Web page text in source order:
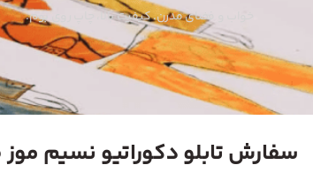
خواب و فضای مدرن. کیفیت بالا، چاپ روی بوم.
سفارش تابلو دکوراتیو نسیم موز